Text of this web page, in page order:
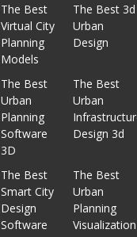
The Best
Virtual City
Planning
Models
The Best 3d
Urban
Design
The Best
Urban
Planning
Software
3D
The Best
Urban
Design 3d
The Best
Smart City
Design
Software
The Best
Urban
Planning
Visualization